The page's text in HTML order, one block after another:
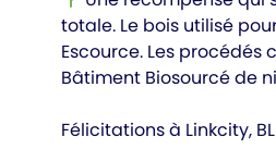
totale. Le bois utilisé
Escource. Les
Bâtiment Biosourcé de
Félicitations à Linkcity,